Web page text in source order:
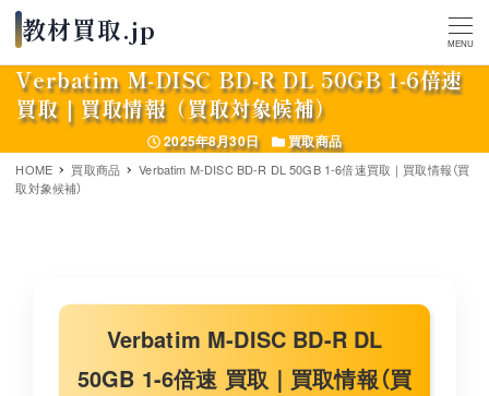
MENU
Verbatim M-DISC BD-R DL 50GB 1-6倍速
買取｜買取情報（買取対象候補）
投稿日
2025年8月30日 カテゴリー
買取商品
HOME 買取商品
Verbatim M-DISC BD-R DL 50GB 1-6倍速買取｜買取情報（買
取対象候補）
Verbatim M-DISC BD-R DL
50GB 1-6倍速 買取｜買取情報（買